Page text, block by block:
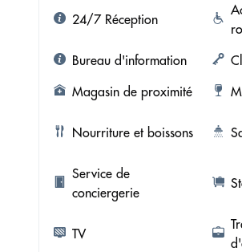
24/7 Réception
Bureau d'information
Magasin de proximité
Nourriture et boissons
Service de
conciergerie
TV